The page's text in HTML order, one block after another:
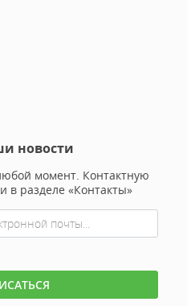
новости
момент. Контактную
разделе «Контакты»